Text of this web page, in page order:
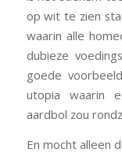
op wit te zien
waarin alle
dubieze
goede
utopia waarin
aardbol zou
En mocht alleen